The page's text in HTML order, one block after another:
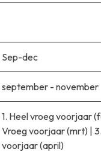
Sep-dec
september - november
1. Heel vroeg voorjaar
Vroeg voorjaar (mrt) |
voorjaar (april)